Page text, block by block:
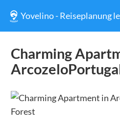
Yovelino - Reiseplanung
Charming